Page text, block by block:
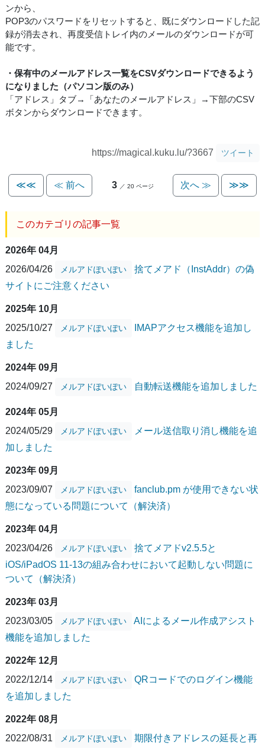
ンから、
POP3のパスワードをリセットすると、既にダウンロードした記
録が消去され、再度受信トレイ内のメールのダウンロードが可
能です。
・保有中のメールアドレス一覧をCSVダウンロードできるよう
になりました（パソコン版のみ）
「アドレス」タブ→「あなたのメールアドレス」→下部のCSV
ボタンからダウンロードできます。
https://magical.kuku.lu/?3667 ツイート
≪≪ ≪ 前へ 3 ／ 20 ページ 次へ ≫ ≫≫
このカテゴリの記事一覧
2026年 04月
2026/04/26
メルアドぽいぽい
捨てメアド（InstAddr）の偽
サイトにご注意ください
2025年 10月
2025/10/27
メルアドぽいぽい
IMAPアクセス機能を追加し
ました
2024年 09月
2024/09/27
メルアドぽいぽい 自動転送機能を追加しました
2024年 05月
2024/05/29
メルアドぽいぽい
メール送信取り消し機能を追
加しました
2023年 09月
2023/09/07
メルアドぽいぽい
fanclub.pm が使用できない状
態になっている問題について（解決済）
2023年 04月
2023/04/26
メルアドぽいぽい
捨てメアドv2.5.5と
iOS/iPadOS 11-13の組み合わせにおいて起動しない問題に
ついて（解決済）
2023年 03月
2023/03/05
メルアドぽいぽい
AIによるメール作成アシスト
機能を追加しました
2022年 12月
2022/12/14
メルアドぽいぽい
QRコードでのログイン機能
を追加しました
2022年 08月
2022/08/31
メルアドぽいぽい
期限付きアドレスの延長と再